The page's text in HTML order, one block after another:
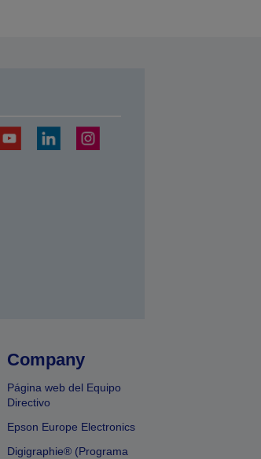
Company
Página web del Equipo
Directivo
Epson Europe Electronics
Digigraphie® (Programa